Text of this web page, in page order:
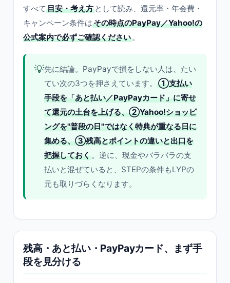
すべて 目安・考え方 として読み、還元率・年会費・
キャンペーン条件はその時点のPayPay／Yahoo!の
公式案内で必ずご確認ください。
💡先に結論。PayPayで損をしない人は、たい
てい次の3つを押さえています。
①支払い
手段を「あと払い／PayPayカード」に寄せ
て還元の土台を上げる、②Yahoo!ショッピ
ングを"普段の日"ではなく特典が重なる日に
集める、③残高とポイントの違いと出口を
把握しておく。逆に、現金やバラバラの支
払いと混ぜていると、STEPの条件もLYPの
元も取りづらくなります。
残高・あと払い・PayPayカード、まず手
段を見分ける